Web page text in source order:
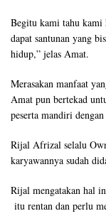
Begitu kami tahu kami
dapat santunan yang
hidup,” jelas Amat.
Merasakan manfaat
Amat pun bertekad
peserta mandiri
Rijal Afrizal selalu
karyawannya sudah
Rijal mengatakan hal
itu rentan dan perlu